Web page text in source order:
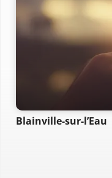
Blainville-sur-l’Eau